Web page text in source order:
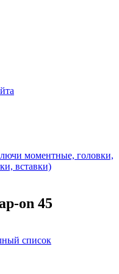
моментные, головки,
вставки)
on 45
список